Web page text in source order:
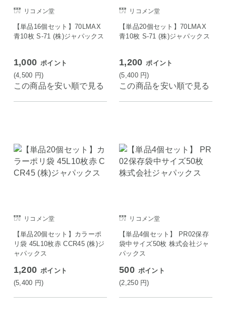
リコメン堂
【単品16個セット】70LMAX
青10枚 S-71 (株)ジャパックス
1,000 ポイント
(4,500 円)
この商品を安い順で見る
リコメン堂
【単品20個セット】70LMAX
青10枚 S-71 (株)ジャパックス
1,200 ポイント
(5,400 円)
この商品を安い順で見る
リコメン堂
【単品20個セット】カラーポ
リ袋 45L10枚赤 CCR45 (株)ジ
ャパックス
1,200 ポイント
(5,400 円)
リコメン堂
【単品4個セット】 PR02保存
袋中サイズ50枚 株式会社ジャ
パックス
500 ポイント
(2,250 円)